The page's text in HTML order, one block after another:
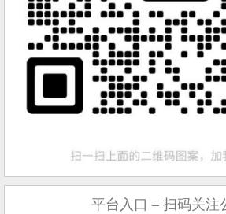
平台入口 – 扫码关注